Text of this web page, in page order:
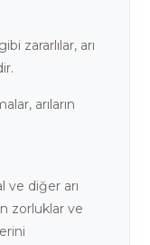
zararlılar, arı
arıların
ve diğer arı
zorluklar ve